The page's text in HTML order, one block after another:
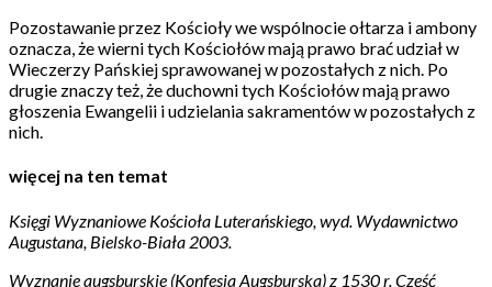
Pozostawanie przez Kościoły we wspólnocie ołtarza i ambony
oznacza, że wierni tych Kościołów mają prawo brać udział w
Wieczerzy Pańskiej sprawowanej w pozostałych z nich. Po
drugie znaczy też, że duchowni tych Kościołów mają prawo
głoszenia Ewangelii i udzielania sakramentów w pozostałych z
nich.
więcej na ten temat
Księgi Wyznaniowe Kościoła Luterańskiego, wyd. Wydawnictwo
Augustana, Bielsko-Biała 2003.
Wyznanie augsburskie (Konfesja Augsburska) z 1530 r. Część